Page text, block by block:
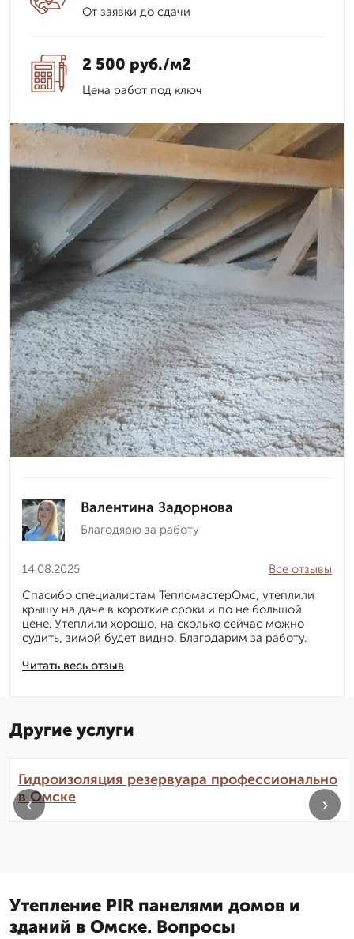
От заявки до сдачи
2 500 руб./м2
Цена работ под ключ
Валентина Задорнова
Благодярю за работу
14.08.2025
Читать весь отзыв
Все отзывы
Спасибо специалистам ТепломастерОмс, утеплили
крышу на даче в короткие сроки и по не большой
цене. Утеплили хорошо, на сколько сейчас можно
судить, зимой будет видно. Благодарим за работу.
Другие услуги
Гидроизоляция резервуара профессионально
в Омске
‹ ›
Утепление PIR панелями домов и
зданий в Омске. Вопросы